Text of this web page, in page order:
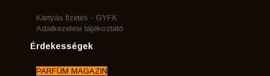
Kártyás fizetés - GYFK
Adatkezelési tájékoztató
Érdekességek
PARFÜM MAGAZIN